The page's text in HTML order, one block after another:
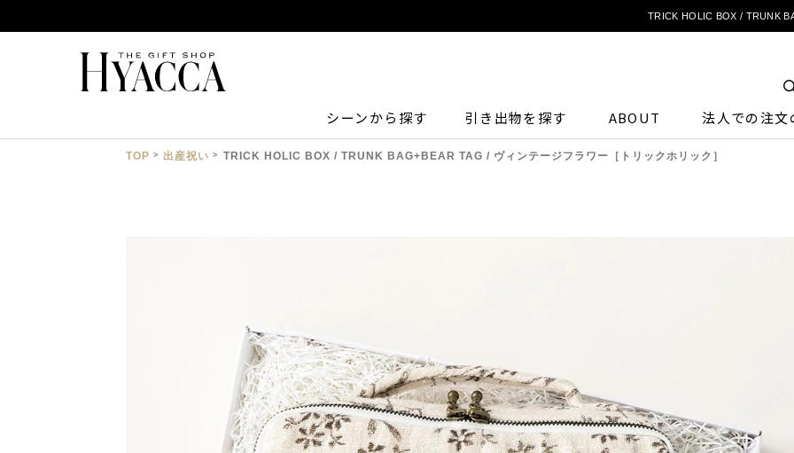
TRICK HOLIC BOX / TRUNK
シーンから探す 引き出物を探す ABOUT 法人での注文
TOP 出産祝い TRICK HOLIC BOX / TRUNK BAG+BEAR TAG / ヴィンテージフラワー［トリックホリック］